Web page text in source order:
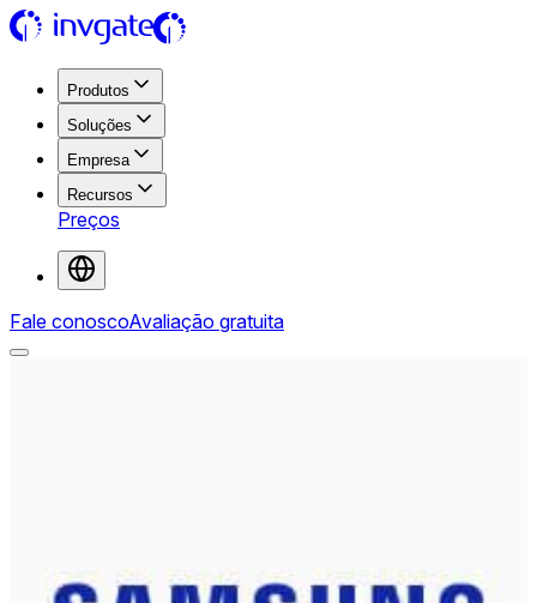
Produtos
Soluções
Empresa
Recursos
Preços
Fale conoscoAvaliação gratuita